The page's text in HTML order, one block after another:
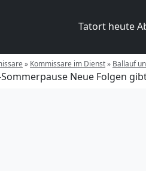
Tatort heute
» Kommissare im Dienst» Ballauf
Neue Folgen